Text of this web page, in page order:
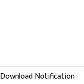
Download Notification